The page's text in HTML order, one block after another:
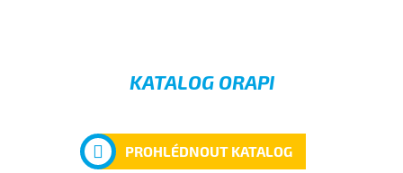
KATALOG ORAPI
PROHLÉDNOUT KATALOG